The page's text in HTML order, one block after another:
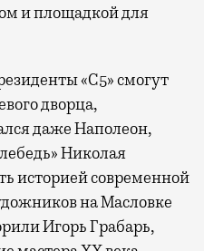
и площадкой для
«С5» смогут
дворца,
даже Наполеон,
Николая
историей современной
на Масловке
Игорь Грабарь,